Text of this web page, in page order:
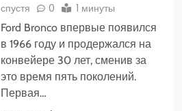
спустя
0 1 минуты
Ford Bronco впервые появился
в 1966 году и продержался на
конвейере 30 лет, сменив за
это время пять поколений.
Первая…